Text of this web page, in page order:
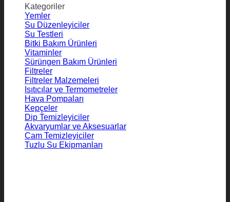
Kategoriler
Yemler
Su Düzenleyiciler
Su Testleri
Bitki Bakım Ürünleri
Vitaminler
Sürüngen Bakım Ürünleri
Filtreler
Filtreler Malzemeleri
Isıtıcılar ve Termometreler
Hava Pompaları
Kepçeler
Dip Temizleyiciler
Akvaryumlar ve Aksesuarlar
Cam Temizleyiciler
Tuzlu Su Ekipmanları